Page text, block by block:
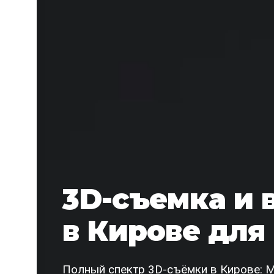
3D-съемка и
в Кирове
Полный спектр 3D-съёмки в Кирове: